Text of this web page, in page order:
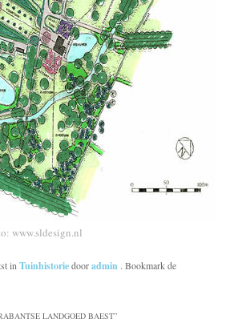
www.sldesign.nl
inTuinhistoriedooradmin . Bookmark de
LANDGOED BAEST”